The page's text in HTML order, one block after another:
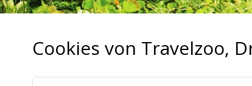
Cookies von Travelzoo,